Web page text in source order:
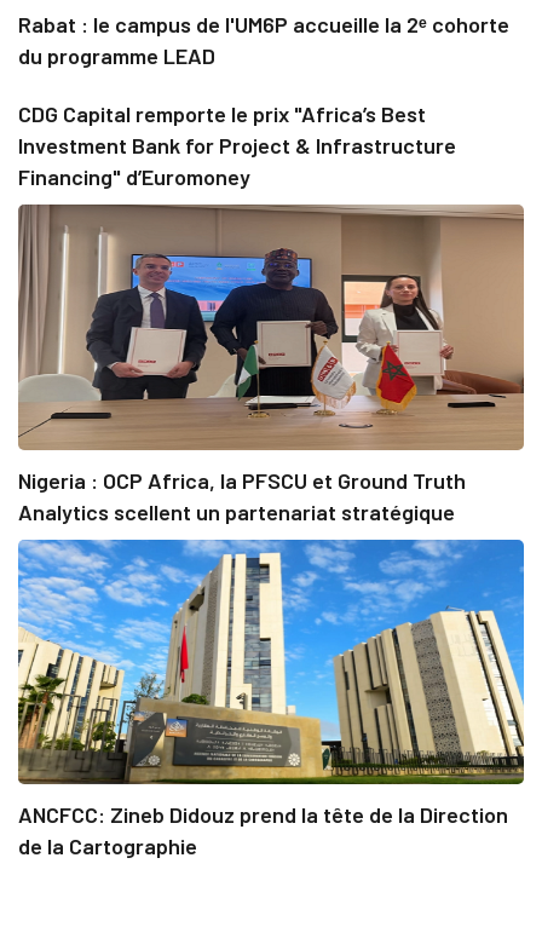
Rabat : le campus de l'UM6P accueille la 2ᵉ cohorte
du programme LEAD
CDG Capital remporte le prix "Africa’s Best
Investment Bank for Project & Infrastructure
Financing" d’Euromoney
Nigeria : OCP Africa, la PFSCU et Ground Truth
Analytics scellent un partenariat stratégique
ANCFCC: Zineb Didouz prend la tête de la Direction
de la Cartographie